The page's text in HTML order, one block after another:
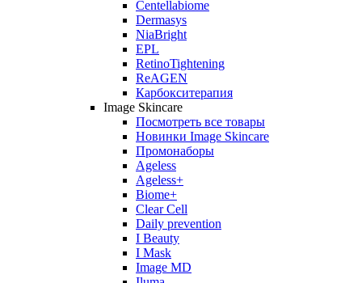
Centellabiome
Dermasys
NiaBright
EPL
RetinoTightening
ReAGEN
Карбокситерапия
Image Skincare
Посмотреть все товары
Новинки Image Skincare
Промонаборы
Ageless
Ageless+
Biome+
Clear Cell
Daily prevention
I Beauty
I Mask
Image MD